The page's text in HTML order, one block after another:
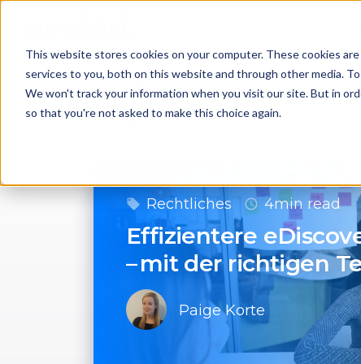
This website stores cookies on your computer. These cookies
services to you, both on this website and through other media.
We won't track your information when you visit our site. But in
so that you're not asked to make this choice again.
Blog
Rechtliches 4min read
Effizientere
– mit der richtigen
Paige Korte